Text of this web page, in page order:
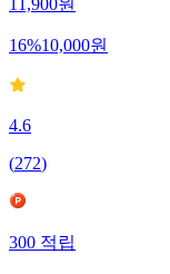
11,900원
16%10,000원
4.6
(272)
300적립